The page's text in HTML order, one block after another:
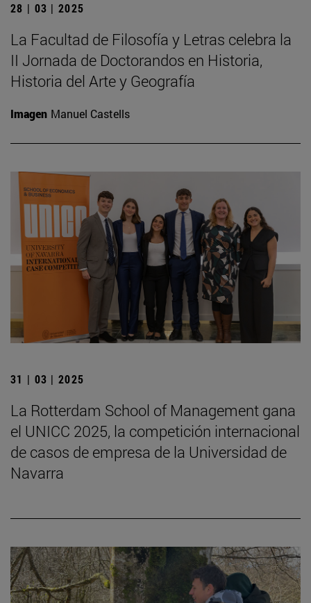
28 | 03 | 2025
La Facultad de Filosofía y Letras celebra la
II Jornada de Doctorandos en Historia,
Historia del Arte y Geografía
Imagen Manuel Castells
31 | 03 | 2025
La Rotterdam School of Management gana
el UNICC 2025, la competición internacional
de casos de empresa de la Universidad de
Navarra